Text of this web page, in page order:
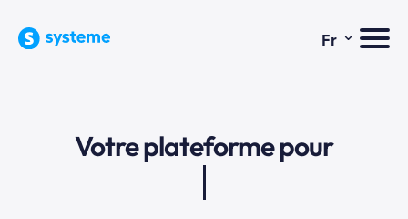
Fr ⌄
Votre plateforme pour